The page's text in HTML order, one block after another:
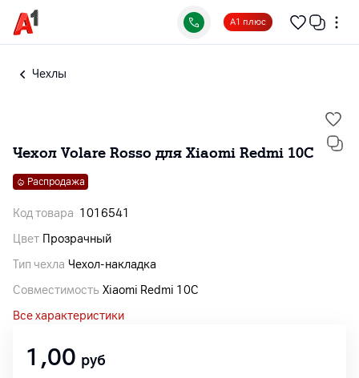
А1 плюс
Чехлы
Чехол Volare Rosso для Xiaomi Redmi 10C
Распродажа
Код товара 1016541
Цвет Прозрачный
Тип чехла Чехол-накладка
Совместимость Xiaomi Redmi 10C
Все характеристики
1,00 руб